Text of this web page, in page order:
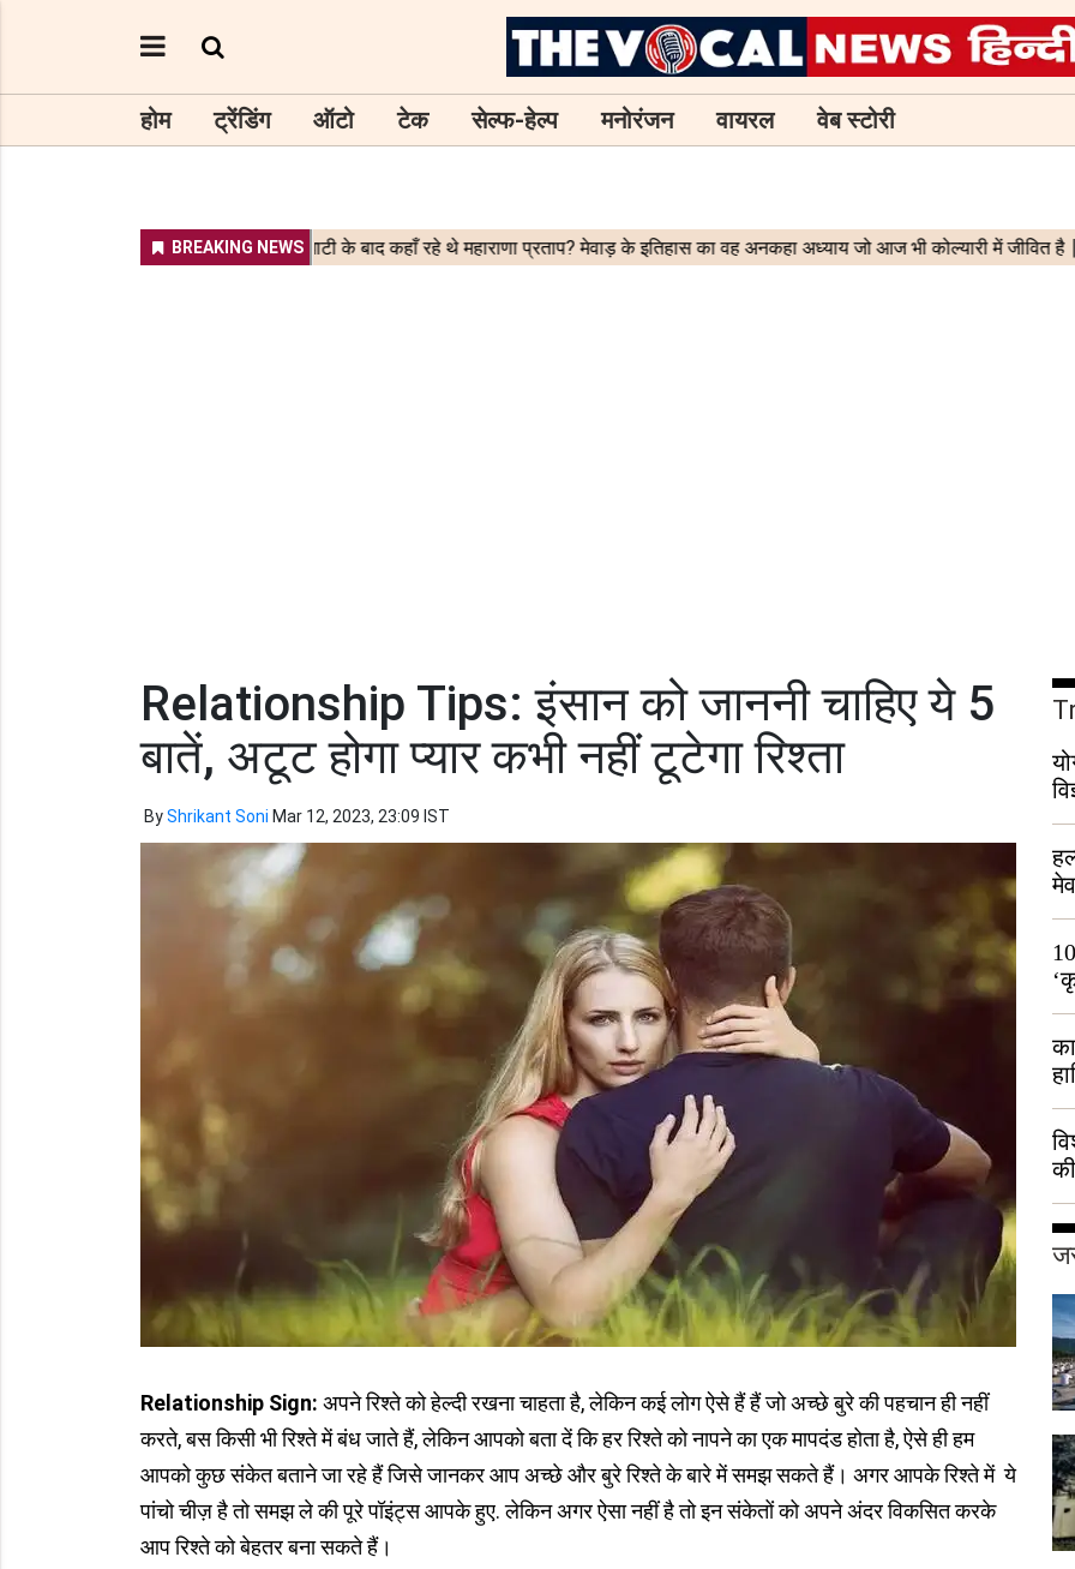
होम ट्रेंडिंग ऑटो टेक सेल्फ-हेल्प मनोरंजन वायरल वेब स्टोरी
Relationship Tips: इंसान को जाननी चाहिए ये 5
बातें, अटूट होगा प्यार कभी नहीं टूटेगा रिश्ता
ByShrikant Soni Mar 12, 2023, 23:09 IST
Relationship Sign: अपने रिश्ते को हेल्दी रखना चाहता है, लेकिन कई लोग ऐसे हैं हैं जो अच्छे बुरे की पहचान ही नहीं
करते, बस किसी भी रिश्ते में बंध जाते हैं, लेकिन आपको बता दें कि हर रिश्ते को नापने का एक मापदंड होता है, ऐसे ही हम
आपको कुछ संकेत बताने जा रहे हैं जिसे जानकर आप अच्छे और बुरे रिश्ते के बारे में समझ सकते हैं। अगर आपके रिश्ते में ये
पांचो चीज़ है तो समझ ले की पूरे पॉइंट्स आपके हुए. लेकिन अगर ऐसा नहीं है तो इन संकेतों को अपने अंदर विकसित करके
आप रिश्ते को बेहतर बना सकते हैं।
हुई